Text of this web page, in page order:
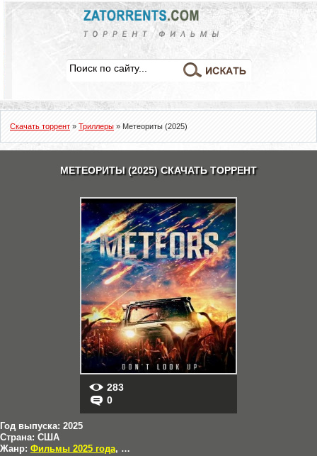
Скачать торрент » Триллеры » Метеориты (2025)
МЕТЕОРИТЫ (2025) СКАЧАТЬ ТОРРЕНТ
283
0
Год выпуска: 2025
Страна: США
Жанр: Фильмы 2025 года, Триллеры